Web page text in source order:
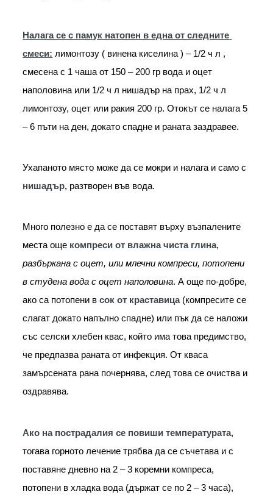
Налага се с памук натопен в една от следните
смеси: лимонтозу ( винена киселина ) – 1/2 ч л ,
смесена с 1 чаша от 150 – 200 гр вода и оцет
наполовина или 1/2 ч л нишадър на прах, 1/2 ч л
лимонтозу, оцет или ракия 200 гр. Отокът се налага 5
– 6 пъти на ден, докато спадне и раната заздравее.
нишадър, разтворен във вода.
Много полезно е да се поставят върху възпалените
места още компреси от влажна чиста глина
разбъркана с оцет, или млечни компреси, потопени
в студена вода с оцет наполовина. А още по-добре,
ако са потопени в сок от краставица (компресите се
слагат докато напълно спадне) или пък да се наложи
със селски хлебен квас, който има това предимство,
че предпазва раната от инфекция. От кваса
замърсената рана почернява, след това се очиства и
оздравява.
Ако на пострадалия се повиши температурата,
тогава горното лечение трябва да се съчетава и с
поставяне дневно на 2 – 3 коремни компреса,
потопени в хладка вода (държат се по 2 – 3 часа),